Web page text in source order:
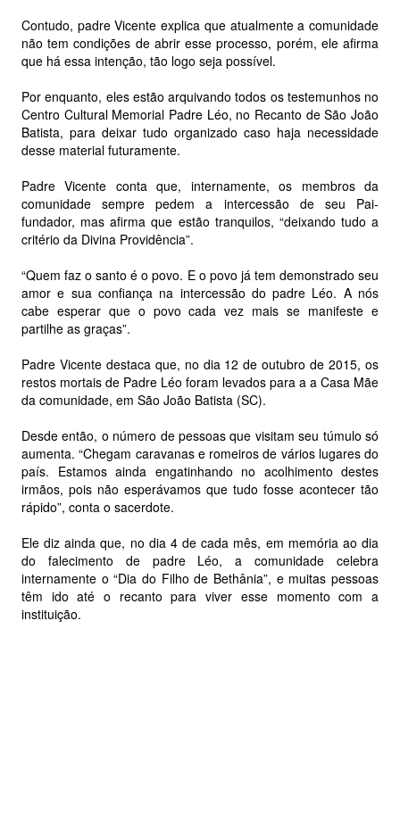
Contudo, padre Vicente explica que atualmente a comunidade
não tem condições de abrir esse processo, porém, ele afirma
que há essa intenção, tão logo seja possível.
Por enquanto, eles estão arquivando todos os testemunhos no
Centro Cultural Memorial Padre Léo, no Recanto de São João
Batista, para deixar tudo organizado caso haja necessidade
desse material futuramente.
Padre Vicente conta que, internamente, os membros da
comunidade sempre pedem a intercessão de seu Pai-
fundador, mas afirma que estão tranquilos, “deixando tudo a
critério da Divina Providência”.
“Quem faz o santo é o povo. E o povo já tem demonstrado seu
amor e sua confiança na intercessão do padre Léo. A nós
cabe esperar que o povo cada vez mais se manifeste e
partilhe as graças”.
Padre Vicente destaca que, no dia 12 de outubro de 2015, os
restos mortais de Padre Léo foram levados para a a Casa Mãe
da comunidade, em São João Batista (SC).
Desde então, o número de pessoas que visitam seu túmulo só
aumenta. “Chegam caravanas e romeiros de vários lugares do
país. Estamos ainda engatinhando no acolhimento destes
irmãos, pois não esperávamos que tudo fosse acontecer tão
rápido”, conta o sacerdote.
Ele diz ainda que, no dia 4 de cada mês, em memória ao dia
do falecimento de padre Léo, a comunidade celebra
internamente o “Dia do Filho de Bethânia”, e muitas pessoas
têm ido até o recanto para viver esse momento com a
instituição.